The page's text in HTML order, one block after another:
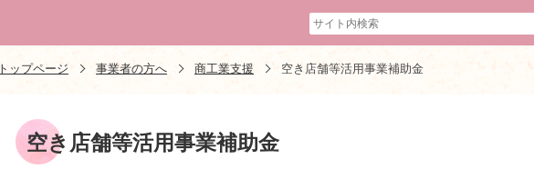
トップページ 事業者の方へ 商工業支援 空き店舗等活用事業補助金
空き店舗等活用事業補助金